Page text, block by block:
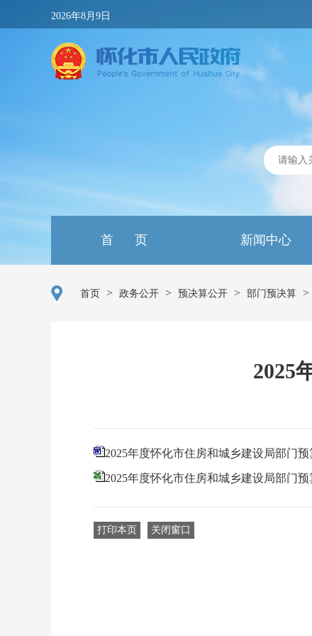
2026年8月9日
首 页 新闻中心
首页 > 政务公开 > 预决算公开 > 部门预决算 >
2025
2025年度怀化市住房和城乡建设局部门预
2025年度怀化市住房和城乡建设局部门预
打印本页 关闭窗口